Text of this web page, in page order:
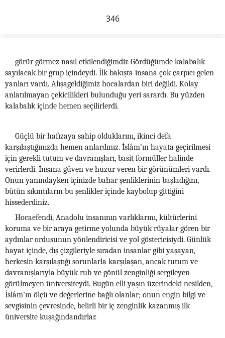
346
görür görmez nasıl etkilendiğimdir. Gördüğümde kalabalık
sayılacak bir grup içindeydi. İlk bakışta insana çok çarpıcı gelen
yanları vardı. Alışageldiğimiz hocalardan biri değildi. Kolay
anlatılmayan çekicilikleri bulunduğu yeri sarardı. Bu yüzden
kalabalık içinde hemen seçilirlerdi.
Güçlü bir hafızaya sahip olduklarını, ikinci defa
karşılaştığınızda hemen anlardınız. İslâm’ın hayata geçirilmesi
için gerekli tutum ve davranışları, basit formüller halinde
verirlerdi. İnsana güven ve huzur veren bir görünümleri vardı.
Onun yanındayken içinizde bahar şenliklerinin başladığını,
bütün sıkıntıların bu şenlikler içinde kaybolup gittiğini
hissederdiniz.
Hocaefendi, Anadolu insanının varlıklarını, kültürlerini
koruma ve bir araya getirme yolunda büyük rüyalar gören bir
aydınlar ordusunun yönlendiricisi ve yol göstericisiydi. Günlük
hayat içinde, dış çizgileriyle sıradan insanlar gibi yaşayan,
herkesin karşılaştığı sorunlarla karşılaşan, ancak tutum ve
davranışlarıyla büyük ruh ve gönül zenginliği sergileyen
görülmeyen üniversiteydi. Bugün elli yaşın üzerindeki nesilden,
İslâm’ın ölçü ve değerlerine bağlı olanlar; onun engin bilgi ve
sevgisinin çevresinde, belirli bir iç zenginlik kazanmış ilk
üniversite kuşağındandırlar.